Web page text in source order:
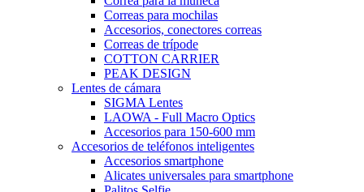
Correas para mochilas
Accesorios, conectores correas
Correas de trípode
COTTON CARRIER
PEAK DESIGN
Lentes de cámara
SIGMA Lentes
LAOWA - Full Macro Optics
Accesorios para 150-600 mm
Accesorios de teléfonos inteligentes
Accesorios smartphone
Alicates universales para smartphone